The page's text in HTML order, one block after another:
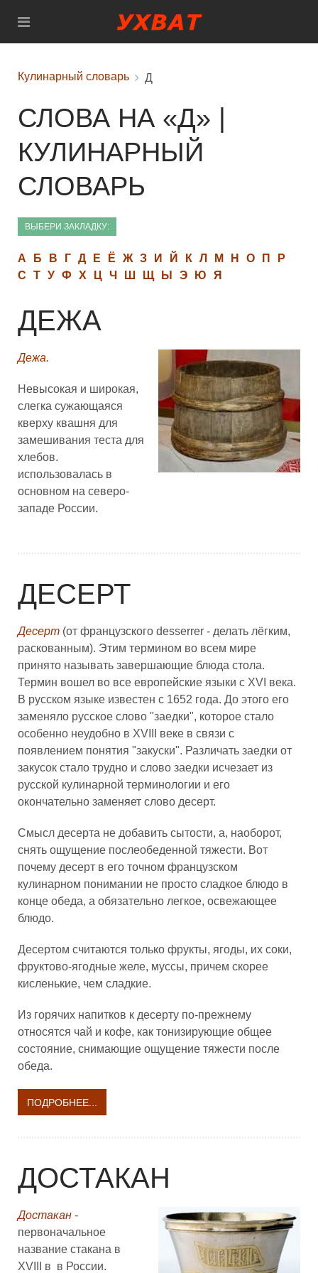
Кулинарный словарь Д
СЛОВА НА «Д» |
КУЛИНАРНЫЙ
СЛОВАРЬ
ВЫБЕРИ ЗАКЛАДКУ:
А Б В Г Д Е Ё Ж З И Й К Л М Н О П
Р
С
Т У Ф Х Ц Ч Ш Щ Ы Э Ю Я
ДЕЖА
Дежа.
Невысокая и широкая,
слегка сужающаяся
кверху квашня для
замешивания теста для
хлебов.
использовалась в
основном на северо-
западе России.
ДЕСЕРТ
Десерт (от французского desserrer - делать лёгким,
раскованным). Этим термином во всем мире
принято называть завершающие блюда стола.
Термин вошел во все европейские языки с XVI века.
В русском языке известен с 1652 года. До этого его
заменяло русское слово "заедки", которое стало
особенно неудобно в XVIII веке в связи с
появлением понятия "закуски". Различать заедки от
закусок стало трудно и слово заедки исчезает из
русской кулинарной терминологии и его
окончательно заменяет слово десерт.
Смысл десерта не добавить сытости, а, наоборот,
снять ощущение послеобеденной тяжести. Вот
почему десерт в его точном французском
кулинарном понимании не просто сладкое блюдо в
конце обеда, а обязательно легкое, освежающее
блюдо.
Десертом считаются только фрукты, ягоды, их соки,
фруктово-ягодные желе, муссы, причем скорее
кисленькие, чем сладкие.
Из горячих напитков к десерту по-прежнему
относятся чай и кофе, как тонизирующие общее
состояние, снимающие ощущение тяжести после
обеда.
ПОДРОБНЕЕ...
ДОСТАКАН
Достакан -
первоначальное
название стакана в
XVIII в в России.